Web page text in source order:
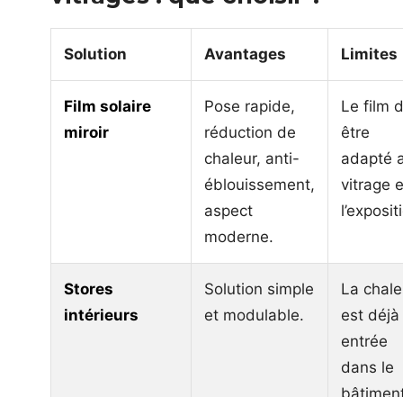
Solution Avantages Limites
Film solaire
miroir
Pose rapide,
réduction de
chaleur, anti-
éblouissement,
aspect
moderne.
Le film
être
adapté
vitrage
Stores
intérieurs
Solution simple
et modulable.
La
est déjà
entrée
dans le